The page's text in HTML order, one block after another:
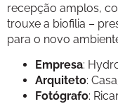
recepção amplos,
trouxe a biofilia –
para o novo
Empresa:
Arquiteto:
Fotógrafo: